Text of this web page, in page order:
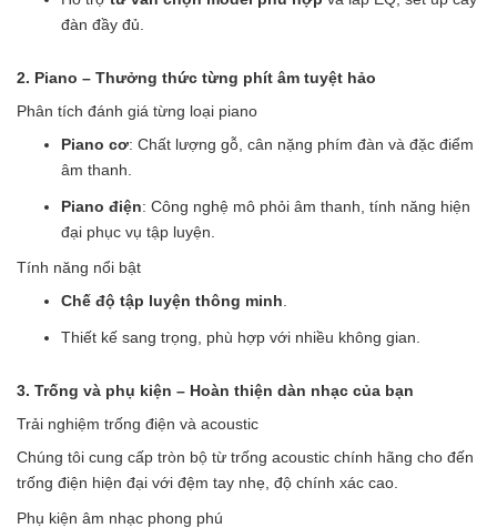
đàn đầy đủ.
2. Piano – Thưởng thức từng phít âm tuyệt hảo
Phân tích đánh giá từng loại piano
Piano cơ: Chất lượng gỗ, cân nặng phím đàn và đặc điểm
âm thanh.
Piano điện: Công nghệ mô phỏi âm thanh, tính năng hiện
đại phục vụ tập luyện.
Tính năng nổi bật
Chế độ tập luyện thông minh
Thiết kế sang trọng, phù hợp với nhiều không gian.
3. Trống và phụ kiện – Hoàn thiện dàn nhạc của bạn
Trải nghiệm trống điện và acoustic
Chúng tôi cung cấp tròn bộ từ trống acoustic chính hãng cho đến
trống điện hiện đại với đệm tay nhẹ, độ chính xác cao.
Phụ kiện âm nhạc phong phú